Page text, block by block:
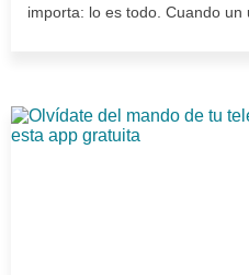
importa: lo es todo. Cuando un